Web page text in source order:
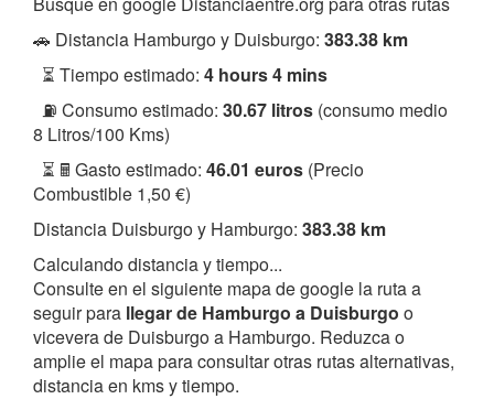
🚗 Distancia Hamburgo y Duisburgo: 383.38 km
⏳ Tiempo estimado: 4 hours 4 mins
⛽ Consumo estimado: 30.67 litros (consumo medio
8 Litros/100 Kms)
⏳ 🖩 Gasto estimado: 46.01 euros (Precio
Combustible 1,50 €)
Distancia Duisburgo y Hamburgo: 383.38 km
Calculando distancia y tiempo...
Consulte en el siguiente mapa de google la ruta a
seguir para llegar de Hamburgo a Duisburgo o
vicevera de Duisburgo a Hamburgo. Reduzca o
amplie el mapa para consultar otras rutas alternativas,
distancia en kms y tiempo.